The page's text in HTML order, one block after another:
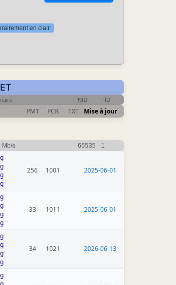
en clair
NID TID
PMT PCR TXT Mise à jour
Mb/s 65535 1
256 1001 2025-06-01
33 1011 2025-06-01
34 1021 2026-06-13